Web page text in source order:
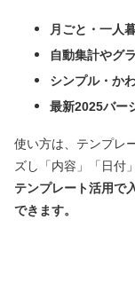
月ごと・一人
自動集計やグ
シンプル・か
最新2025バー
使い方は、テンプレ
ズし「内容」「日付
テンプレート活用で
できます。